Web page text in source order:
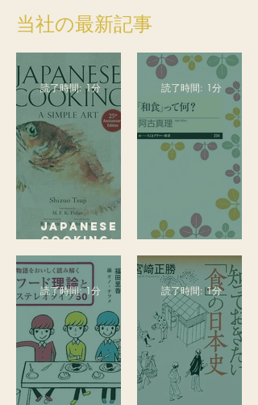
当社の最新記事
Japanese
Cooking: A
Simple Art
読了時間: 1分
「和食」って何？
読了時間: 1分
読了時間: 1分 読了時間: 1分